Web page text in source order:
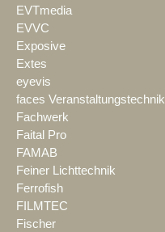
EVTmedia
EVVC
Exposive
Extes
eyevis
faces Veranstaltungstechnik
Fachwerk
Faital Pro
FAMAB
Feiner Lichttechnik
Ferrofish
FILMTEC
Fischer